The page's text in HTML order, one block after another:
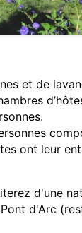
et de
ont leur
d'une
d'Arc